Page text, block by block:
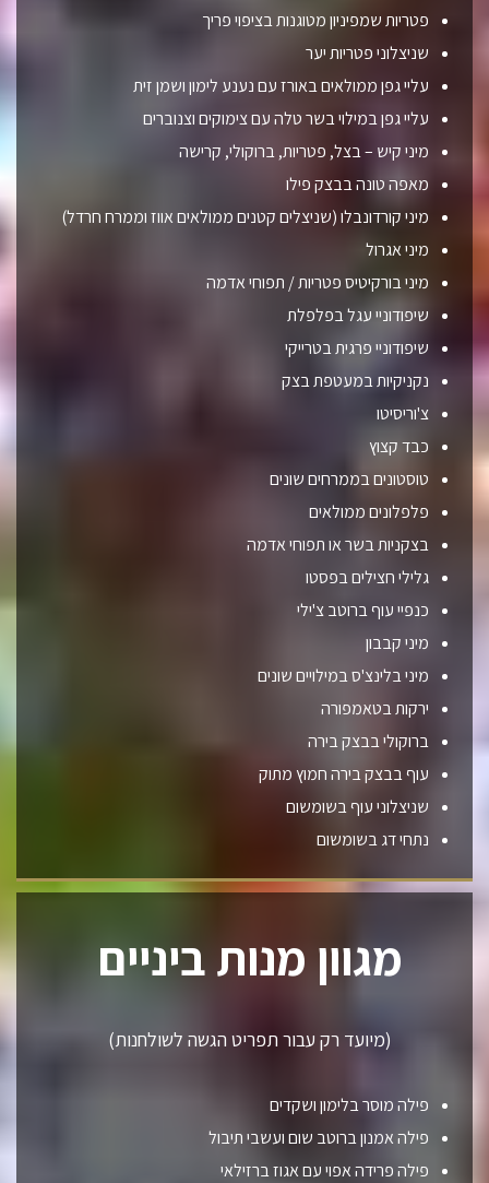
פטריות שמפיניון מטוגנות בציפוי פריך
שניצלוני פטריות יער
עליי גפן ממולאים באורז עם נענע לימון ושמן זית
עליי גפן במילוי בשר טלה עם צימוקים וצנוברים
מיני קיש – בצל, פטריות, ברוקולי, קרישה
מאפה טונה בבצק פילו
מיני קורדונבלו (שניצלים קטנים ממולאים אווז וממרח חרדל)
מיני אגרול
מיני בורקיטיס פטריות / תפוחי אדמה
שיפודוניי עגל בפלפלת
שיפודוניי פרגית בטרייקי
נקניקיות במעטפת בצק
צ'וריסיטו
כבד קצוץ
טוסטונים בממרחים שונים
פלפלונים ממולאים
בצקניות בשר או תפוחי אדמה
גלילי חצילים בפסטו
כנפיי עוף ברוטב צ'ילי
מיני קבבון
מיני בלינצ'ס במילויים שונים
ירקות בטאמפורה
ברוקולי בבצק בירה
עוף בבצק בירה חמוץ מתוק
שניצלוני עוף בשומשום
נתחי דג בשומשום
מגוון מנות ביניים
(מיועד רק עבור תפריט הגשה לשולחנות)
פילה מוסר בלימון ושקדים
פילה אמנון ברוטב שום ועשבי תיבול
פילה פרידה אפוי עם אגוז ברזילאי